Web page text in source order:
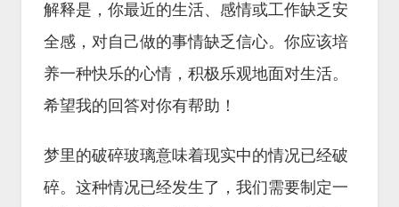
解释是，你最近的生活、感情或工作缺乏安
全感，对自己做的事情缺乏信心。你应该培
养一种快乐的心情，积极乐观地面对生活。
希望我的回答对你有帮助！
梦里的破碎玻璃意味着现实中的情况已经破
碎。这种情况已经发生了，我们需要制定一